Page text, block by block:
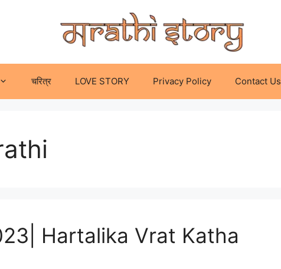
चरित्र LOVE STORY Privacy Policy Contact Us
Hartalika Vrat Katha